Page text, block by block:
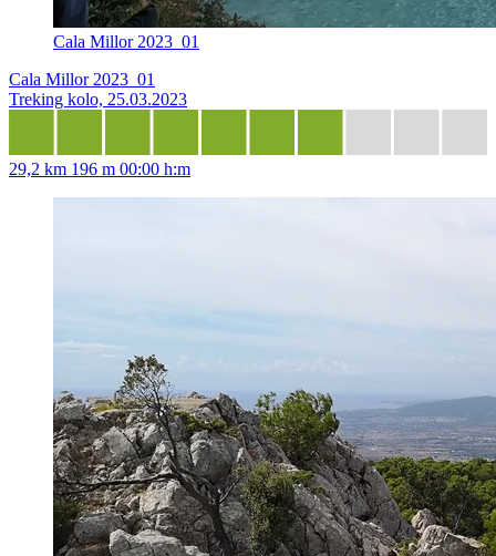
Cala Millor 2023_01
Cala Millor 2023_01
Treking kolo, 25.03.2023
29,2 km 196 m 00:00 h:m